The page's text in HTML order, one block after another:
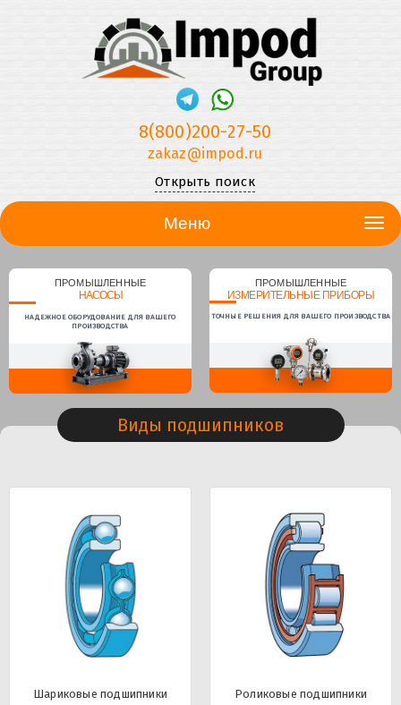
8(800)200-27-50
zakaz@impod.ru
Открыть поиск
Меню
ПРОМЫШЛЕННЫЕ
НАСОСЫ
НАДЕЖНОЕ ОБОРУДОВАНИЕ ДЛЯ ВАШЕГО
ПРОИЗВОДСТВА
ПРОМЫШЛЕННЫЕ
ИЗМЕРИТЕЛЬНЫЕ ПРИБОРЫ
ТОЧНЫЕ РЕШЕНИЯ ДЛЯ ВАШЕГО ПРОИЗВОДСТВА
Виды подшипников
Шариковые подшипники Роликовые подшипники